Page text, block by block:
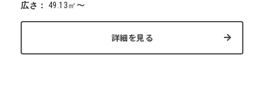
広さ： 49.13㎡〜
詳細を見る